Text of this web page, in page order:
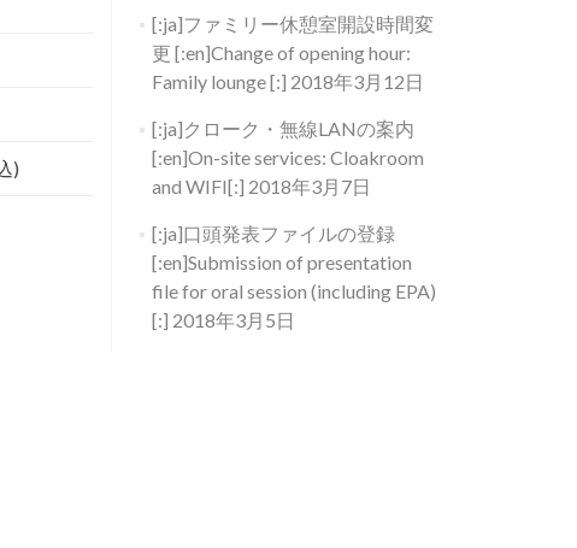
)
[:ja]ファミリー休憩室開設時間変
更 [:en]Change of opening hour:
Family lounge [:] 2018年3月12日
[:ja]クローク・無線LANの案内
[:en]On-site services: Cloakroom
and WIFI[:] 2018年3月7日
[:ja]口頭発表ファイルの登録
[:en]Submission of presentation
file for oral session (including EPA)
[:] 2018年3月5日